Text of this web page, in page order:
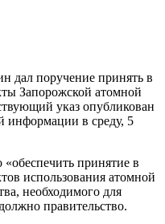
дал поручение принять в
Запорожской атомной
указ опубликован
информации в среду, 5
«обеспечить принятие в
использования атомной
необходимого для
правительство.